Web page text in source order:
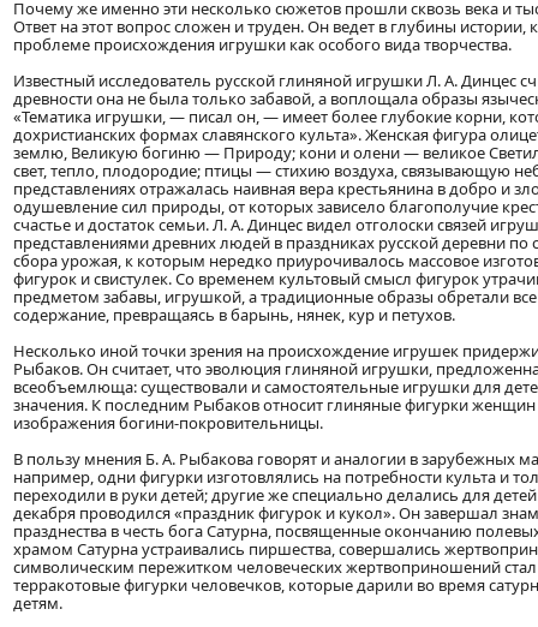
Почему же именно эти несколько сюжетов прошли сквозь века и
Ответ на этот вопрос сложен и труден. Он ведет в глубины истории,
проблеме происхождения игрушки как особого вида творчества.
Известный исследователь русской глиняной игрушки Л. А. Динцес
древности она не была только забавой, а воплощала образы
«Тематика игрушки, — писал он, — имеет более глубокие корни,
дохристианских формах славянского культа». Женская фигура
землю, Великую богиню — Природу; кони и олени — великое
свет, тепло, плодородие; птицы — стихию воздуха, связывающую
представлениях отражалась наивная вера крестьянина в добро и
одушевление сил природы, от которых зависело благополучие
счастье и достаток семьи. Л. А. Динцес видел отголоски связей
представлениями древних людей в праздниках русской деревни по
сбора урожая, к которым нередко приурочивалось массовое
фигурок и свистулек. Со временем культовый смысл фигурок
предметом забавы, игрушкой, а традиционные образы обретали
содержание, превращаясь в барынь, нянек, кур и петухов.
Несколько иной точки зрения на происхождение игрушек
Рыбаков. Он считает, что эволюция глиняной игрушки,
всеобъемлюща: существовали и самостоятельные игрушки для
значения. К последним Рыбаков относит глиняные фигурки
изображения богини-покровительницы.
В пользу мнения Б. А. Рыбакова говорят и аналогии в зарубежных
например, одни фигурки изготовлялись на потребности культа и
переходили в руки детей; другие же специально делались для
декабря проводился «праздник фигурок и кукол». Он завершал
празднества в честь бога Сатурна, посвященные окончанию
храмом Сатурна устраивались пиршества, совершались
символическим пережитком человеческих жертвоприношений
терракотовые фигурки человечков, которые дарили во время
детям.